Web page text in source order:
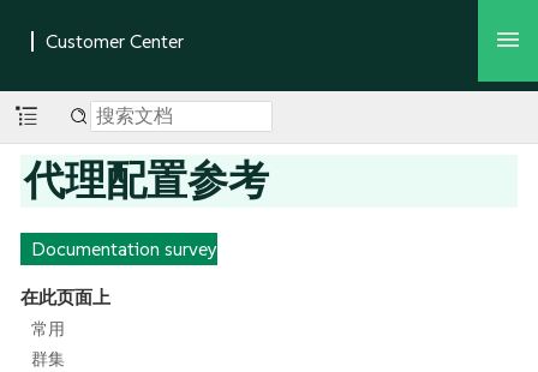
代理配置参考
Documentation survey
在此页面上
常用
群集